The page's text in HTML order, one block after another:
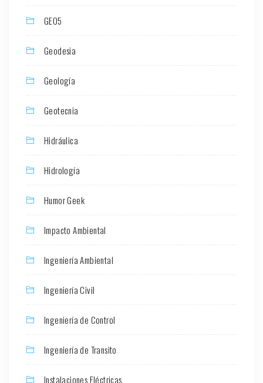
GEO5
Geodesia
Geología
Geotecnia
Hidráulica
Hidrología
Humor Geek
Impacto Ambiental
Ingeniería Ambiental
Ingeniería Civil
Ingeniería de Control
Ingeniería de Transito
Instalaciones Eléctricas